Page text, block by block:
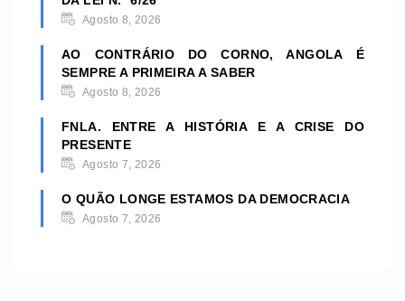
Agosto 8, 2026
AO CONTRÁRIO DO CORNO, ANGOLA É
SEMPRE A PRIMEIRA A SABER
Agosto 8, 2026
FNLA. ENTRE A HISTÓRIA E A CRISE DO
PRESENTE
Agosto 7, 2026
O QUÃO LONGE ESTAMOS DA DEMOCRACIA
Agosto 7, 2026